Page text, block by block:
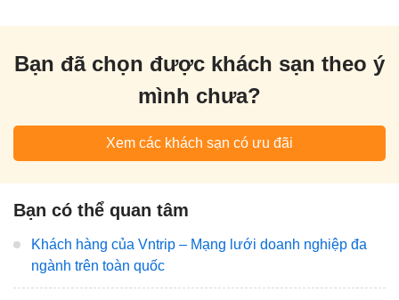
Bạn đã chọn được khách sạn theo ý
mình chưa?
Xem các khách sạn có ưu đãi
Bạn có thể quan tâm
Khách hàng của Vntrip – Mạng lưới doanh nghiệp đa
ngành trên toàn quốc